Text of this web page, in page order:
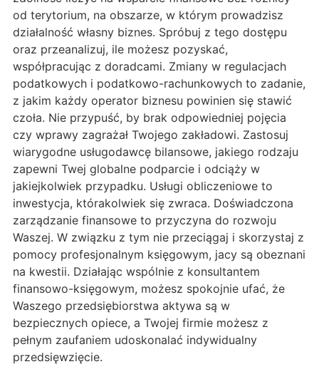
od terytorium, na obszarze, w którym prowadzisz
działalność własny biznes. Spróbuj z tego dostępu
oraz przeanalizuj, ile możesz pozyskać,
współpracując z doradcami. Zmiany w regulacjach
podatkowych i podatkowo-rachunkowych to zadanie,
z jakim każdy operator biznesu powinien się stawić
czoła. Nie przypuść, by brak odpowiedniej pojęcia
czy wprawy zagrażał Twojego zakładowi. Zastosuj
wiarygodne usługodawcę bilansowe, jakiego rodzaju
zapewni Twej globalne podparcie i odciąży w
jakiejkolwiek przypadku. Usługi obliczeniowe to
inwestycja, którakolwiek się zwraca. Doświadczona
zarządzanie finansowe to przyczyna do rozwoju
Waszej. W związku z tym nie przeciągaj i skorzystaj z
pomocy profesjonalnym księgowym, jacy są obeznani
na kwestii. Działając wspólnie z konsultantem
finansowo-księgowym, możesz spokojnie ufać, że
Waszego przedsiębiorstwa aktywa są w
bezpiecznych opiece, a Twojej firmie możesz z
pełnym zaufaniem udoskonalać indywidualny
przedsięwzięcie.